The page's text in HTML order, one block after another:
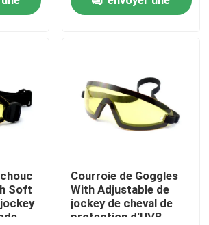
cheval
Soft
Courroie de Goggles
With Adjustable de
jockey de cheval de
protection d'UVB